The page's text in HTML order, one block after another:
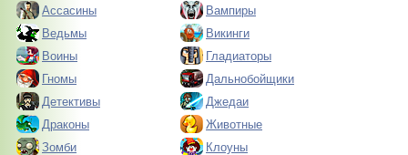
Ассасины
Вампиры
Ведьмы
Викинги
Воины
Гладиаторы
Гномы
Дальнобойщики
Детективы
Джедаи
Драконы
Животные
Зомби
Клоуны